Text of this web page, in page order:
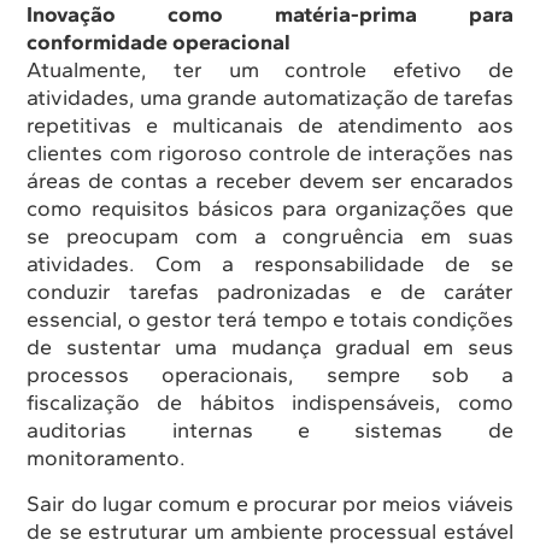
Inovação como matéria-prima para
conformidade operacional
Atualmente, ter um controle efetivo de
atividades, uma grande automatização de tarefas
repetitivas e multicanais de atendimento aos
clientes com rigoroso controle de interações nas
áreas de contas a receber devem ser encarados
como requisitos básicos para organizações que
se preocupam com a congruência em suas
atividades. Com a responsabilidade de se
conduzir tarefas padronizadas e de caráter
essencial, o gestor terá tempo e totais condições
de sustentar uma mudança gradual em seus
processos operacionais, sempre sob a
fiscalização de hábitos indispensáveis, como
auditorias internas e sistemas de
monitoramento.
Sair do lugar comum e procurar por meios viáveis
de se estruturar um ambiente processual estável